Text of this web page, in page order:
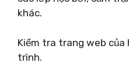
khác.
Kiểm tra trang web
trình.